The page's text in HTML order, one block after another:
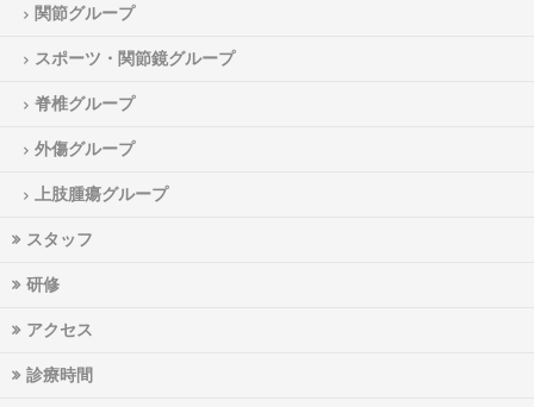
関節グループ
スポーツ・関節鏡グループ
脊椎グループ
外傷グループ
上肢腫瘍グループ
スタッフ
研修
アクセス
診療時間